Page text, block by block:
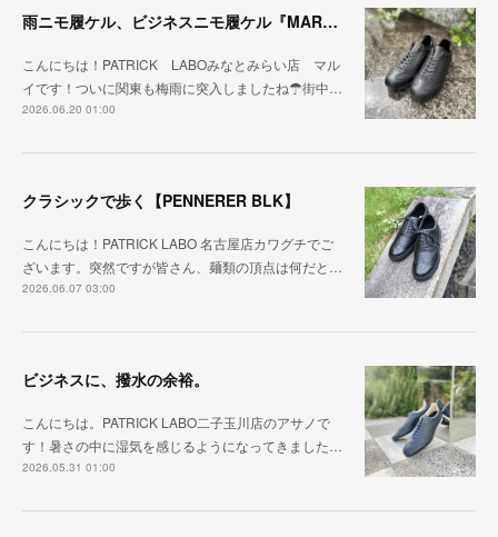
雨ニモ履ケル、ビジネスニモ履ケル『MARARAIN BLK』
こんにちは！PATRICK LABOみなとみらい店 マル
イです！ついに関東も梅雨に突入しましたね☂街中…
2026.06.20 01:00
クラシックで歩く【PENNERER BLK】
こんにちは！PATRICK LABO 名古屋店カワグチでご
ざいます。突然ですが皆さん、麺類の頂点は何だと…
2026.06.07 03:00
ビジネスに、撥水の余裕。
こんにちは。PATRICK LABO二子玉川店のアサノで
す！暑さの中に湿気を感じるようになってきました…
2026.05.31 01:00